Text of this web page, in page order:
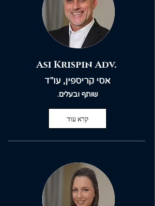
Asi Krispin Adv.
אסי קריספין, עו"ד
.שותף ובעלים
קרא עוד